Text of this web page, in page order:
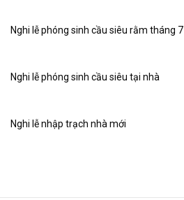
Nghi lễ phóng sinh cầu siêu rằm tháng 7
Nghi lễ phóng sinh cầu siêu tại nhà
Nghi lễ nhập trạch nhà mới